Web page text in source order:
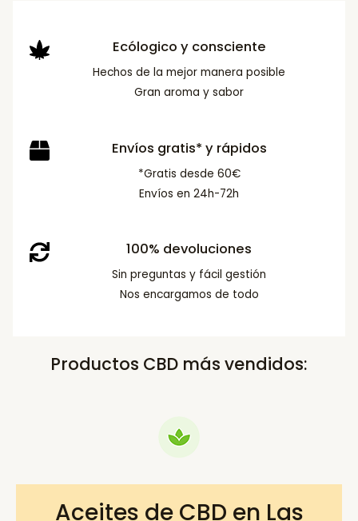
Ecólogico y consciente
Hechos de la mejor manera posible
Gran aroma y sabor
Envíos gratis* y rápidos
*Gratis desde 60€
Envíos en 24h-72h
100% devoluciones
Sin preguntas y fácil gestión
Nos encargamos de todo
Productos CBD más vendidos:
Aceites de CBD en Las